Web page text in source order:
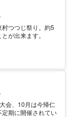
里でもあります。
つつじ祭り。約5
が出来ます。
会、10月は今帰仁
期に開催されてい